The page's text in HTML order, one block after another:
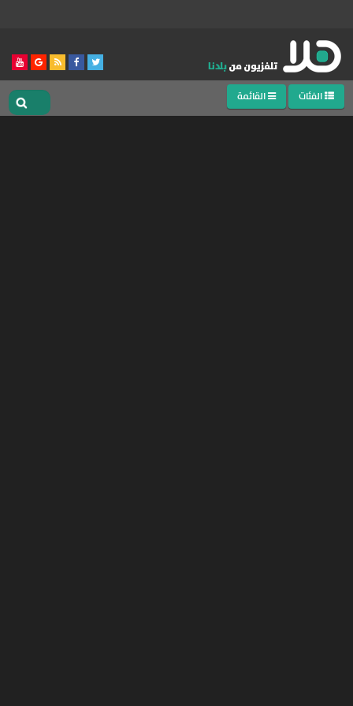
الفئات القائمة